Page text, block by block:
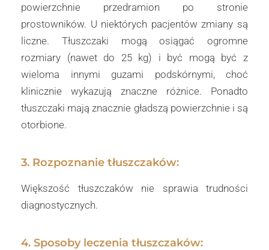
powierzchnie przedramion po stronie
prostowników. U niektórych pacjentów zmiany są
liczne. Tłuszczaki mogą osiągać ogromne
rozmiary (nawet do 25 kg) i być mogą być z
wieloma innymi guzami podskórnymi, choć
klinicznie wykazują znaczne różnice. Ponadto
tłuszczaki mają znacznie gładszą powierzchnie i są
otorbione.
3. Rozpoznanie tłuszczaków:
Większość tłuszczaków nie sprawia trudności
diagnostycznych.
4. Sposoby leczenia tłuszczaków: